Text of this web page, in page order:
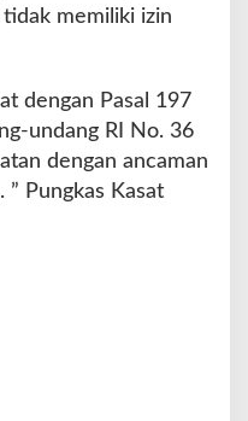
tidak memiliki izin
dengan Pasal 197
undang RI No. 36
dengan ancaman
Pungkas Kasat